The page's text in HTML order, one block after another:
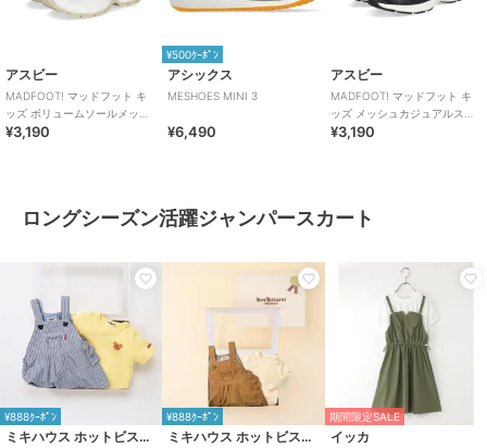
アスビー
MADFOOT! マッドフット キ
ッズ ボリュームソールメッシ
ュスニーカー【幅広3E】厚底
¥3,190
¥500ｸｰﾎﾟﾝ
アシックス
MESHOES MINI 3
¥6,490
アスビー
MADFOOT! マッドフット キ
ッズ メッシュカジュアルスニ
ーカー【軽量/幅広3E】子供靴
¥3,190
ロングシーズン活躍ジャンパースカート
¥888ｸｰﾎﾟﾝ
ミキハウス ホットビスケッツ
¥888ｸｰﾎﾟﾝ
ミキハウス ホットビスケッツ
期間限定SALE
イッカ